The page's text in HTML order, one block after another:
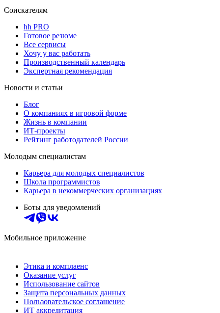
Соискателям
hh PRO
Готовое резюме
Все сервисы
Хочу у вас работать
Производственный календарь
Экспертная рекомендация
Новости и статьи
Блог
О компаниях в игровой форме
Жизнь в компании
ИТ-проекты
Рейтинг работодателей России
Молодым специалистам
Карьера для молодых специалистов
Школа программистов
Карьера в некоммерческих организациях
Боты для уведомлений
Мобильное приложение
Этика и комплаенс
Оказание услуг
Использование сайтов
Защита персональных данных
Пользовательское соглашение
ИТ аккредитация